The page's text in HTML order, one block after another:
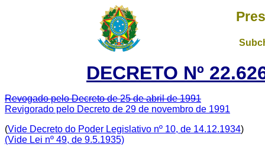
DECRETO Nº
Revogado pelo Decreto de 25 de abril de 1991
Revigorado pelo Decreto de 29 de novembro de 1991
(Vide Decreto do Poder Legislativo nº 10, de 14.12.1934)
(Vide Lei nº 49, de 9.5.1935)